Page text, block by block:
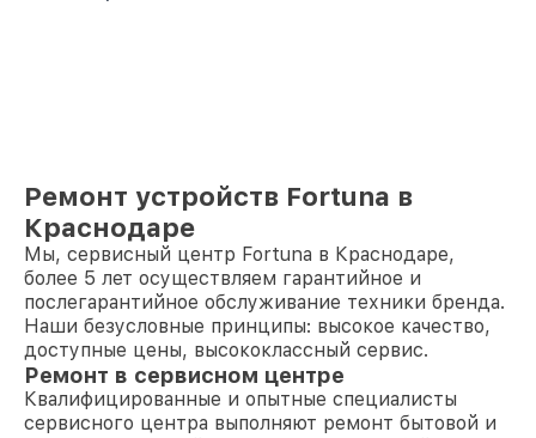
Ремонт устройств Fortuna в
Краснодаре
Мы, сервисный центр Fortuna в Краснодаре,
более 5 лет осуществляем гарантийное и
послегарантийное обслуживание техники бренда.
Наши безусловные принципы: высокое качество,
доступные цены, высококлассный сервис.
Ремонт в сервисном центре
Квалифицированные и опытные специалисты
сервисного центра выполняют ремонт бытовой и